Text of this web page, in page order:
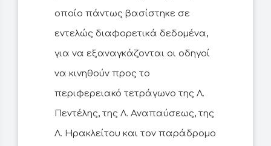
οποίο πάντως βασίστηκε σε
εντελώς διαφορετικά δεδομένα,
για να εξαναγκάζονται οι οδηγοί
να κινηθούν προς το
περιφερειακό τετράγωνο της Λ.
Πεντέλης, της Λ. Αναπαύσεως, της
Λ. Ηρακλείτου και τον παράδρομο